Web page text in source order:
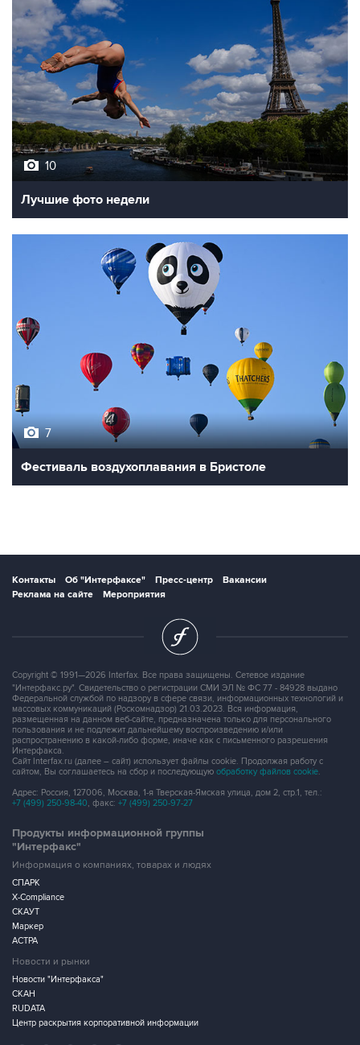
10
Лучшие фото недели
7
Фестиваль воздухоплавания в Бристоле
Контакты Об "Интерфаксе" Пресс-центр
Вакансии
Реклама на сайте
Мероприятия
Copyright © 1991—2026 Interfax. Все права защищены. Сетевое издание
"Интерфакс.ру". Свидетельство о регистрации СМИ ЭЛ № ФС 77 - 84928 выдано
Федеральной службой по надзору в сфере связи, информационных технологий и
массовых коммуникаций (Роскомнадзор) 21.03.2023. Вся информация,
размещенная на данном веб-сайте, предназначена только для персонального
пользования и не подлежит дальнейшему воспроизведению и/или
распространению в какой-либо форме, иначе как с письменного разрешения
Интерфакса.
Сайт Interfax.ru (далее – сайт) использует файлы cookie. Продолжая работу с
сайтом, Вы соглашаетесь на сбор и последующую обработку файлов cookie.
Адрес: Россия, 127006, Москва, 1-я Тверская-Ямская улица, дом 2, стр.1, тел.:
+7 (499) 250-98-40, факс: +7 (499) 250-97-27
Продукты информационной группы
"Интерфакс"
Информация о компаниях, товарах и людях
СПАРК
X-Compliance
СКАУТ
Маркер
АСТРА
Новости и рынки
Новости "Интерфакса"
СКАН
RUDATA
Центр раскрытия корпоративной информации